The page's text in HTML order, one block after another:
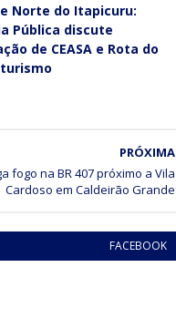
Norte do Itapicuru:
Pública discute
de CEASA e Rota do
PRÓXIMA
fogo na BR 407 próximo a Vila
Cardoso em Caldeirão Grande
FACEBOOK